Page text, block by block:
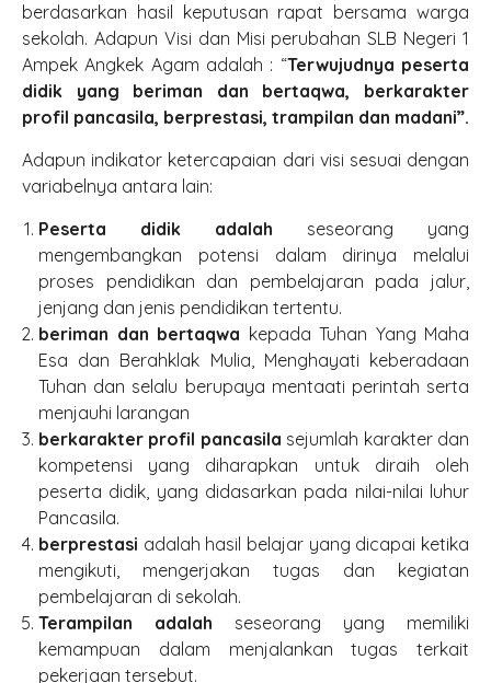
berdasarkan hasil keputusan rapat bersama warga
sekolah. Adapun Visi dan Misi perubahan SLB Negeri 1
Ampek Angkek Agam adalah : “Terwujudnya peserta
didik
yang beriman dan bertaqwa, berkarakter
profil pancasila, berprestasi, trampilan dan madani”.
Adapun indikator ketercapaian dari visi sesuai dengan
variabelnya antara lain:
Peserta didik adalah seseorang yang
mengembangkan potensi dalam dirinya melalui
proses pendidikan dan pembelajaran pada jalur,
jenjang dan jenis pendidikan tertentu.
beriman dan bertaqwa kepada Tuhan Yang Maha
Esa dan Berahklak Mulia, Menghayati keberadaan
Tuhan dan selalu berupaya mentaati perintah serta
menjauhi larangan
berkarakter profil pancasila sejumlah karakter dan
kompetensi yang diharapkan untuk diraih oleh
peserta didik, yang didasarkan pada nilai-nilai luhur
Pancasila.
berprestasi adalah hasil belajar yang dicapai ketika
mengikuti, mengerjakan tugas dan kegiatan
pembelajaran di sekolah.
Terampilan adalah seseorang yang memiliki
kemampuan dalam menjalankan tugas terkait
pekerjaan tersebut.